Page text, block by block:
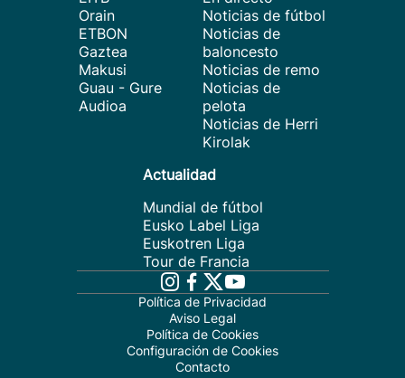
Orain
ETBON
Gaztea
Makusi
Guau - Gure
Audioa
Noticias de fútbol
Noticias de
baloncesto
Noticias de remo
Noticias de
pelota
Noticias de Herri
Kirolak
Actualidad
Mundial de fútbol
Eusko Label Liga
Euskotren Liga
Tour de Francia
Política de Privacidad
Aviso Legal
Política de Cookies
Configuración de Cookies
Contacto